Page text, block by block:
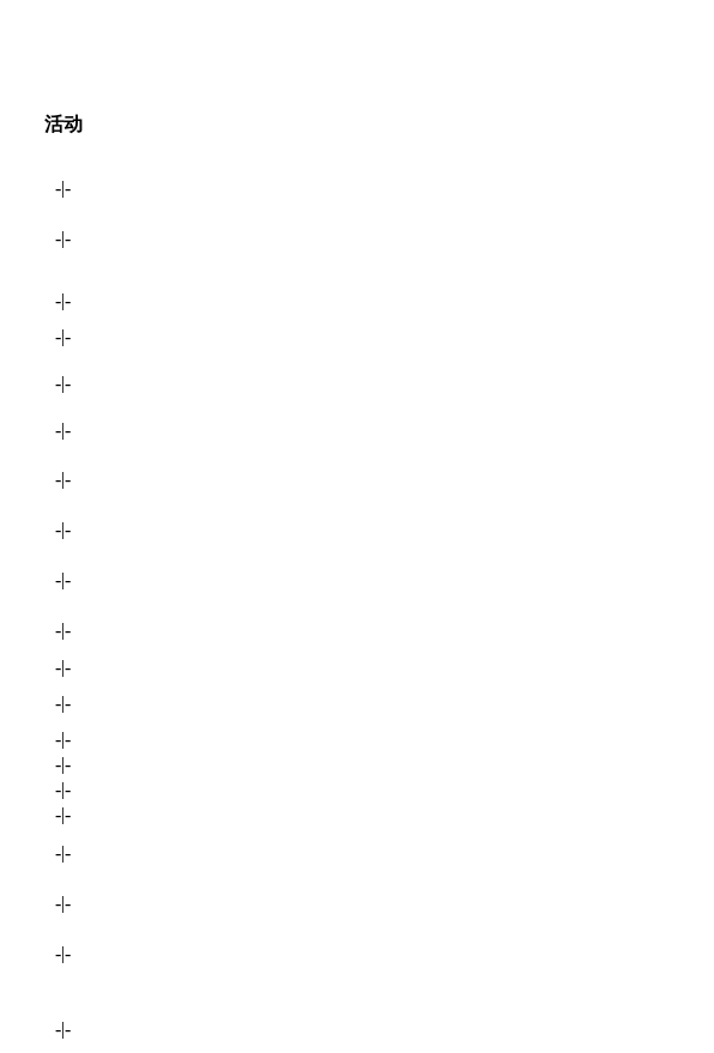
活动
-|-
-|-
-|-
-|-
-|-
-|-
-|-
-|-
-|-
-|-
-|-
-|-
-|-
-|-
-|-
-|-
-|-
-|-
-|-
-|-